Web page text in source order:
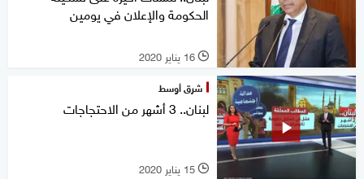
الحكومة والإعلان في يومين
l 16 يناير 2020
شرق أوسط
لبنان.. 3 أشهر من الاحتجاجات
l 15 يناير 2020